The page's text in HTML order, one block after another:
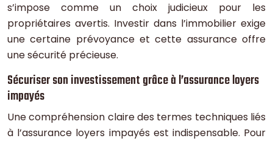
s’impose comme un choix judicieux pour les
propriétaires avertis. Investir dans l’immobilier exige
une certaine prévoyance et cette assurance offre
une sécurité précieuse.
Sécuriser son investissement grâce à l’assurance loyers
impayés
Une compréhension claire des termes techniques liés
à l’assurance loyers impayés est indispensable. Pour